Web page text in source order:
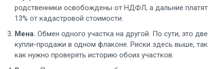
родственники освобождены от НДФЛ, а дальние платят
13% от кадастровой стоимости.
Мена. Обмен одного участка на другой. По сути, это две
купли-продажи в одном флаконе. Риски здесь выше, так
как нужно проверять историю обоих участков.